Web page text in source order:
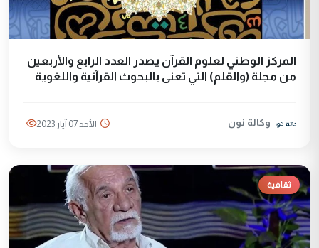
المركز الوطني لعلوم القرآن يصدر العدد الرابع والأربعين
من مجلة (والقلم) التي تعنى بالبحوث القرآنية واللغوية
وكالة نون الأحد 07 آيار 2023
ثقافية